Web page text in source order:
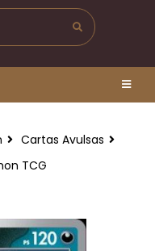
Cartas Avulsas
TCG